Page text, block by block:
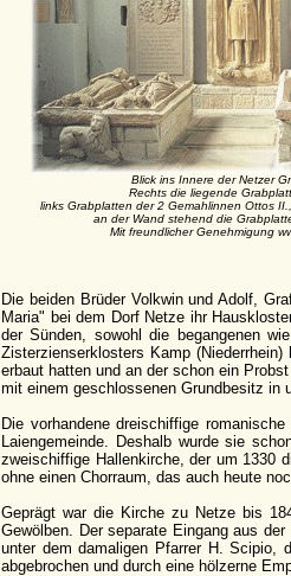
Blick ins Innere der Netzer
Rechts die liegende
links Grabplatten der 2 Gemahlinnen Ottos
an der Wand stehend die
Mit freundlicher Genehmigung
Die beiden Brüder Volkwin und Adolf,
Maria" bei dem Dorf Netze ihr
der Sünden, sowohl die begangenen
Zisterzienserklosters Kamp
erbaut hatten und an der schon ein
mit einem geschlossenen Grundbesitz in
Die vorhandene dreischiffige
Laiengemeinde. Deshalb wurde sie
zweischiffige Hallenkirche, der um 1330
ohne einen Chorraum, das auch heute
Geprägt war die Kirche zu Netze bis
Gewölben. Der separate Eingang aus
unter dem damaligen Pfarrer H. Scipio,
abgebrochen und durch eine hölzerne